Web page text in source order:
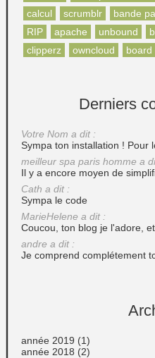
calcul
scrumblr bande
RIP
apache unbound
clipperz
owncloud board
Derniers
Votre Nom a dit :
Sympa ton installation ! Pour
meilleur spa paris homme a
Il y a encore moyen de
Cath a dit :
Sympa le code
MarieHelene a dit :
Coucou, ton blog je l'adore, et
andre a dit :
Je comprend complétement
année 2019 (1)
année 2018 (2)